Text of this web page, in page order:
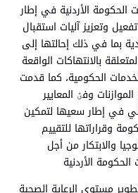
الحكومة الأردنية في إطار
وتعزيز آليات استقبال
بما في ذلك إحالتها إلى
بالانتهاكات الواقعة
الحكومية، كما قدمت
وفؽ المعايير
في إطار سعيها لتمكين
وقراراتها للتقييم
والابتكار من أجل
الأردنية
مستوى الرعاية الصحية